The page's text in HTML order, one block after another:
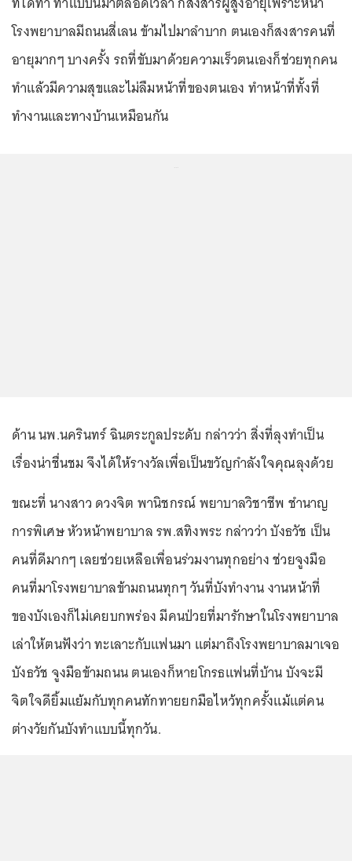
โรงพยาบาลมีถนนสี่เลน ข้ามไปมาลำบาก ตนเองก็สงสารคนที่
อายุมากๆ บางครั้ง รถที่ขับมาด้วยความเร็วตนเองก็ช่วยทุกคน
ทำแล้วมีความสุขและไม่ลืมหน้าที่ของตนเอง ทำหน้าที่ทั้งที่
ทำงานและทางบ้านเหมือนกัน
ด้าน นพ.นครินทร์ ฉินตระกูลประดับ กล่าวว่า สิ่งที่ลุงทำเป็น
เรื่องน่าชื่นชม จึงได้ให้รางวัลเพื่อเป็นขวัญกำลังใจคุณลุงด้วย
ขณะที่ นางสาว ดวงจิต พานิชกรณ์ พยาบาลวิชาชีพ ชำนาญ
การพิเศษ หัวหน้าพยาบาล รพ.สทิงพระ กล่าวว่า บังธวัช เป็น
คนที่ดีมากๆ เลยช่วยเหลือเพื่อนร่วมงานทุกอย่าง ช่วยจูงมือ
คนที่มาโรงพยาบาลข้ามถนนทุกๆ วันที่บังทำงาน งานหน้าที่
ของบังเองก็ไม่เคยบกพร่อง มีคนป่วยที่มารักษาในโรงพยาบาล
เล่าให้ตนฟังว่า ทะเลาะกับแฟนมา แต่มาถึงโรงพยาบาลมาเจอ
บังธวัช จูงมือข้ามถนน ตนเองก็หายโกรธแฟนที่บ้าน บังจะมี
จิตใจดียิ้มแย้มกับทุกคนทักทายยกมือไหว้ทุกครั้งแม้แต่คน
ต่างวัยกันบังทำแบบนี้ทุกวัน.